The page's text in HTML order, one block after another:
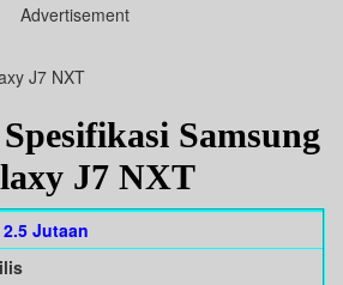
Advertisement
Samsung
J7 NXT
2.5 Jutaan